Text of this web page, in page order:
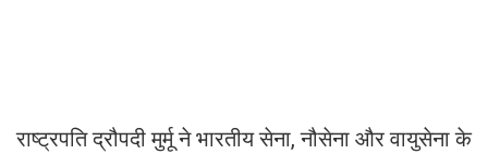
राष्ट्रपति द्रौपदी मुर्मू ने भारतीय सेना, नौसेना और वायुसेना के